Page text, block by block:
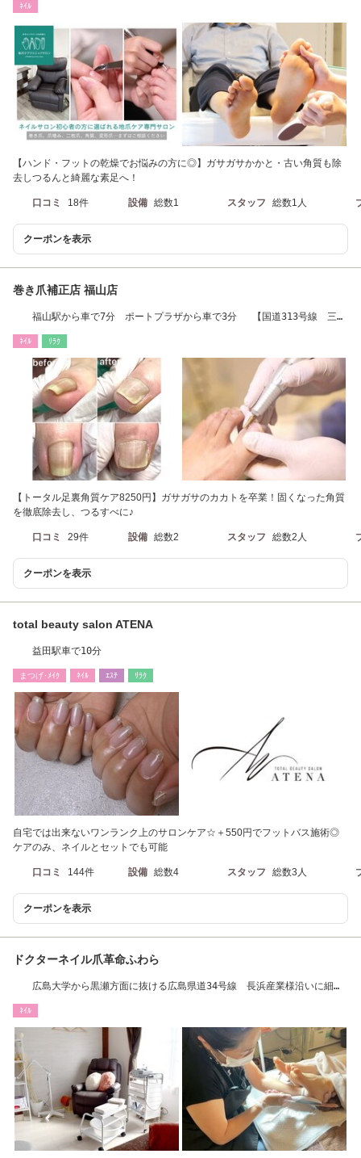
ﾈｲﾙ
【ハンド・フットの乾燥でお悩みの方に◎】ガサガサかかと・古い角質も除
去しつるんと綺麗な素足へ！
口コミ 18件 設備 総数1 スタッフ 総数1人
クーポンを表示
巻き爪補正店 福山店
福山駅から車で7分 ポートプラザから車で3分 【国道313号線 三吉
ﾈｲﾙ ﾘﾗｸ
【トータル足裏角質ケア8250円】ガサガサのカカトを卒業！固くなった角質
を徹底除去し、つるすべに♪
口コミ 29件 設備 総数2 スタッフ 総数2人
クーポンを表示
total beauty salon ATENA
益田駅車で10分
まつげ･ﾒｲｸ ﾈｲﾙ ｴｽﾃ ﾘﾗｸ
自宅では出来ないワンランク上のサロンケア☆＋550円でフットバス施術◎
ケアのみ、ネイルとセットでも可能
口コミ 144件 設備 総数4 スタッフ 総数3人
クーポンを表示
ドクターネイル爪革命ふわら
広島大学から黒瀬方面に抜ける広島県道34号線 長浜産業様沿いに細い
ﾈｲﾙ